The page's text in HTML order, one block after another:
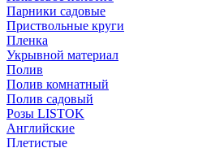
Парники садовые
Приствольные круги
Пленка
Укрывной материал
Полив
Полив комнатный
Полив садовый
Розы LISTOK
Английские
Плетистые